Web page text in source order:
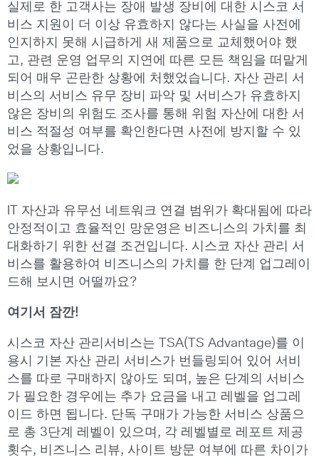
실제로 한 고객사는 장애 발생 장비에 대한 시스코 서
비스 지원이 더 이상 유효하지 않다는 사실을 사전에
인지하지 못해 시급하게 새 제품으로 교체했어야 했
고, 관련 운영 업무의 지연에 따른 모든 책임을 떠맡게
되어 매우 곤란한 상황에 처했었습니다. 자산 관리 서
비스의 서비스 유무 장비 파악 및 서비스가 유효하지
않은 장비의 위험도 조사를 통해 위험 자산에 대한 서
비스 적절성 여부를 확인한다면 사전에 방지할 수 있
었을 상황입니다.
IT 자산과 유무선 네트워크 연결 범위가 확대됨에 따라
안정적이고 효율적인 망운영은 비즈니스의 가치를 최
대화하기 위한 선결 조건입니다. 시스코 자산 관리 서
비스를 활용하여 비즈니스의 가치를 한 단계 업그레이
드해 보시면 어떨까요?
여기서 잠깐!
시스코 자산 관리서비스는 TSA(TS Advantage)를 이
용시 기본 자산 관리 서비스가 번들링되어 있어 서비
스를 따로 구매하지 않아도 되며, 높은 단계의 서비스
가 필요한 경우에는 추가 요금을 내고 레벨을 업그레
이드 하면 됩니다. 단독 구매가 가능한 서비스 상품으
로 총 3단계 레벨이 있으며, 각 레벨별로 레포트 제공
횟수, 비즈니스 리뷰, 사이트 방문 여부에 따른 차이가